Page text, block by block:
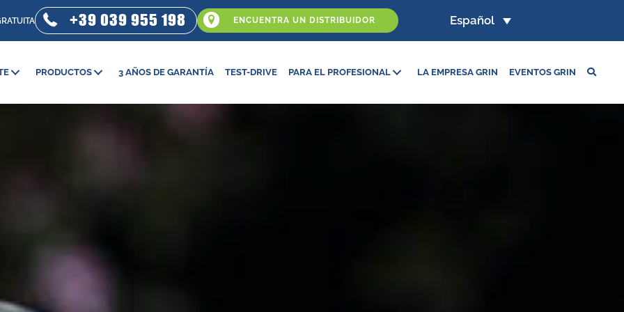
+39 039 955 198 ENCUENTRA UN DISTRIBUIDOR Eventos Español
PRODUCTOS 3 AÑOS DE GARANTÍA TEST-DRIVE PARA EL PROFESIONAL LA EMPRESA GRIN EVENTOS GRIN